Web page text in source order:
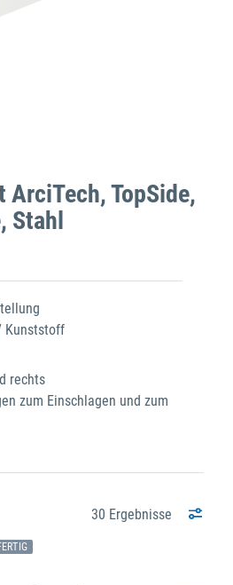
ArciTech, TopSide,
Stahl
Kunststoff
rechts
zum Einschlagen und zum
30 Ergebnisse